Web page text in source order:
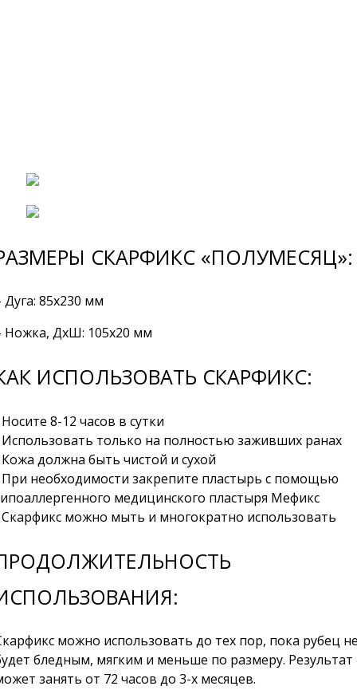
СКАРФИКС «ПОЛУМЕСЯЦ»:
Дуга: 85х230 мм
Ножка, ДхШ: 105х20 мм
ИСПОЛЬЗОВАТЬ СКАРФИКС:
Носите 8-12 часов в сутки
Использовать только на полностью заживших ранах
Кожа должна быть чистой и сухой
При необходимости закрепите пластырь с помощью
медицинского пластыря Мефикс
Скарфикс можно мыть и многократно использовать
можно использовать до тех пор, пока рубец
бледным, мягким и меньше по размеру. Результат
занять от 72 часов до 3-х месяцев.